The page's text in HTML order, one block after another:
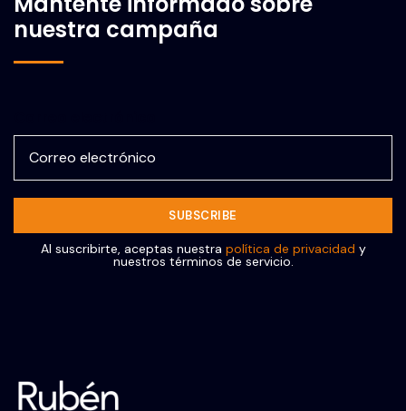
nuestra campaña
Al suscribirte, aceptas nuestra política de privacidad y
nuestros términos de servicio.